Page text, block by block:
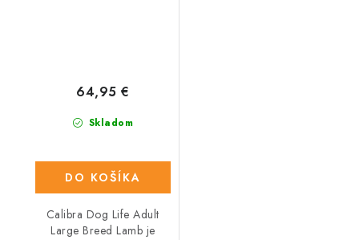
Skladom
64,95 €
DO KOŠÍKA
Calibra Dog Life Adult
Large Breed Lamb je